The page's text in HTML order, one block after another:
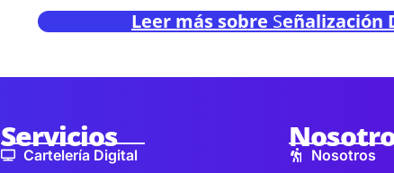
Leer más sobre Señalización
Servicios
Cartelería Digital
Nosotros